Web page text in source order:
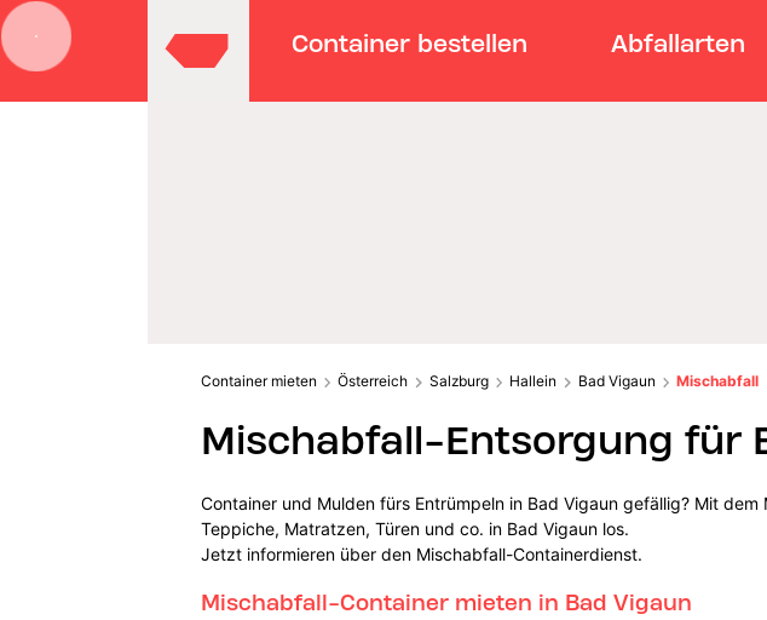
Container bestellen Abfallarten
Container mieten Österreich Salzburg Hallein Bad Vigaun Mischabfall
Mischabfall-Entsorgung für
Container und Mulden fürs Entrümpeln in Bad Vigaun gefällig? Mit
Teppiche, Matratzen, Türen und co. in Bad Vigaun los.
Jetzt informieren über den Mischabfall-Containerdienst.
Mischabfall-Container mieten in Bad Vigaun